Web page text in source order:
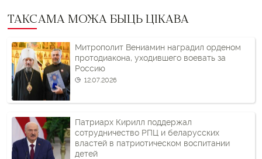
ТАКСАМА МОЖА БЫЦЬ ЦІКАВА
Митрополит Вениамин наградил орденом
протодиакона, уходившего воевать за
Россию
12.07.2026
Патриарх Кирилл поддержал
сотрудничество РПЦ и беларусских
властей в патриотическом воспитании
детей